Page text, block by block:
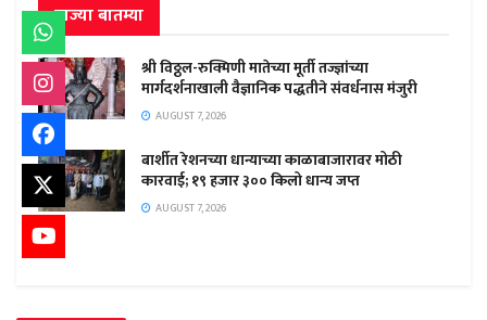
ताज्या बातम्या
श्री विठ्ठल-रुक्मिणी मातेच्या मूर्ती तज्ज्ञांच्या
मार्गदर्शनाखाली वैज्ञानिक पद्धतीने संवर्धनास मंजुरी
AUGUST 7, 2026
बार्शीत रेशनच्या धान्याच्या काळाबाजारावर मोठी
कारवाई; १९ हजार ३०० किलो धान्य जप्त
AUGUST 7, 2026